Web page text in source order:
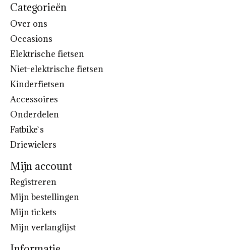
Categorieën
Over ons
Occasions
Elektrische fietsen
Niet-elektrische fietsen
Kinderfietsen
Accessoires
Onderdelen
Fatbike`s
Driewielers
Mijn account
Registreren
Mijn bestellingen
Mijn tickets
Mijn verlanglijst